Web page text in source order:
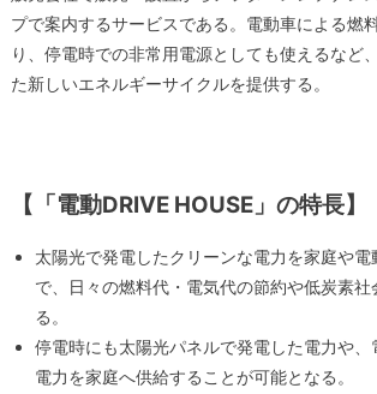
プで案内するサービスである。電動車による燃
り、停電時での非常用電源としても使えるなど
た新しいエネルギーサイクルを提供する。
【「電動DRIVE HOUSE」の特長】
太陽光で発電したクリーンな電力を家庭や電
で、日々の燃料代・電気代の節約や低炭素社
る。
停電時にも太陽光パネルで発電した電力や、
電力を家庭へ供給することが可能となる。